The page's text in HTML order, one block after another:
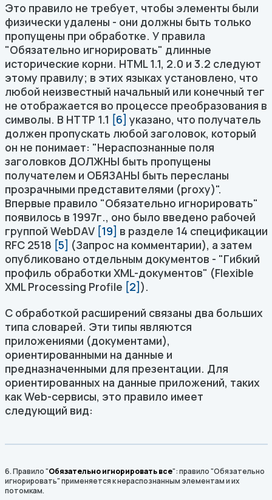
Это правило не требует, чтобы элементы были
физически удалены - они должны быть только
пропущены при обработке. У правила
"Обязательно игнорировать" длинные
исторические корни. HTML 1.1, 2.0 и 3.2 следуют
этому правилу; в этих языках установлено, что
любой неизвестный начальный или конечный тег
не отображается во процессе преобразования в
символы. В HTTP 1.1 [6] указано, что получатель
должен пропускать любой заголовок, который
он не понимает: "Нераспознанные поля
заголовков ДОЛЖНЫ быть пропущены
получателем и ОБЯЗАНЫ быть пересланы
прозрачными представителями (proxy)".
Впервые правило "Обязательно игнорировать"
появилось в 1997г., оно было введено рабочей
группой WebDAV [19] в разделе 14 спецификации
RFC 2518 [5] (Запрос на комментарии), а затем
опубликовано отдельным документов - "Гибкий
профиль обработки XML-документов" (Flexible
XML Processing Profile [2]).
С обработкой расширений связаны два больших
типа словарей. Эти типы являются
приложениями (документами),
ориентированными на данные и
предназначенными для презентации. Для
ориентированных на данные приложений, таких
как Web-сервисы, это правило имеет
следующий вид:
6. Правило "Обязательно игнорировать все": правило "Обязательно
игнорировать" применяется к нераспознанным элементам и их
потомкам.